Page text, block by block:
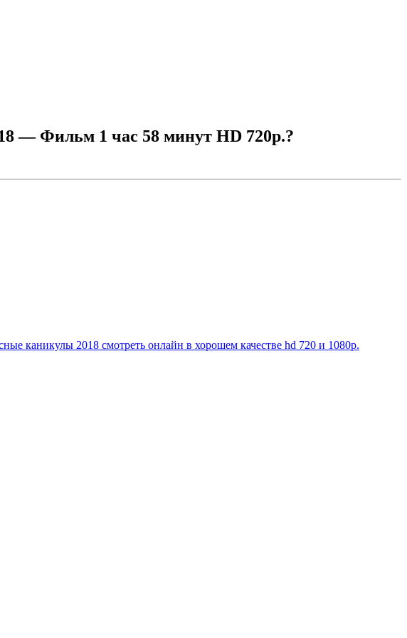
— Фильм 1 чac 58 минут HD 720p.?
каникулы 2018 смотреть онлайн в хорошем качестве hd 720 и 1080p.